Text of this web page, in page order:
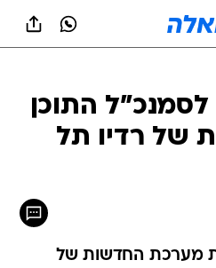
לסמנכ"ל התוכן
של רדיו תל
מערכת החדשות של